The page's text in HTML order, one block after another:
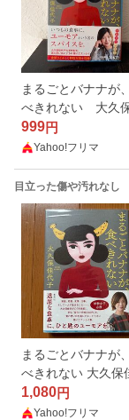
まるごとバナナが
べきれない 大久保
代子
999円
Yahoo!フリマ
目立った傷や汚れなし
まるごとバナナが
べきれない 大久保
子
1,080円
Yahoo!フリマ